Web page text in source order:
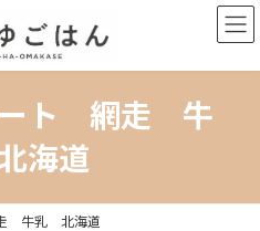
ト 網走 牛
海道
牛乳 北海道